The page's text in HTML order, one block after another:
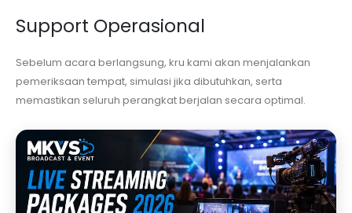
Support Operasional
Sebelum acara berlangsung, kru kami akan menjalankan
pemeriksaan tempat, simulasi jika dibutuhkan, serta
memastikan seluruh perangkat berjalan secara optimal.